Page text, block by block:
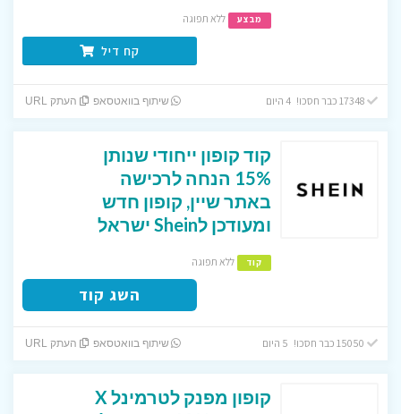
מבצע ללא תפוגה
קח דיל
17348 כבר חסכו! 4 היום שיתוף בוואטסאפ העתק URL
קוד קופון ייחודי שנותן
15% הנחה לרכישה
באתר שיין, קופון חדש
ומעודכן לShein ישראל
קוד ללא תפוגה
השג קוד
שיתוף בוואטסאפ העתק URL
קופון מפנק לטרמינל X